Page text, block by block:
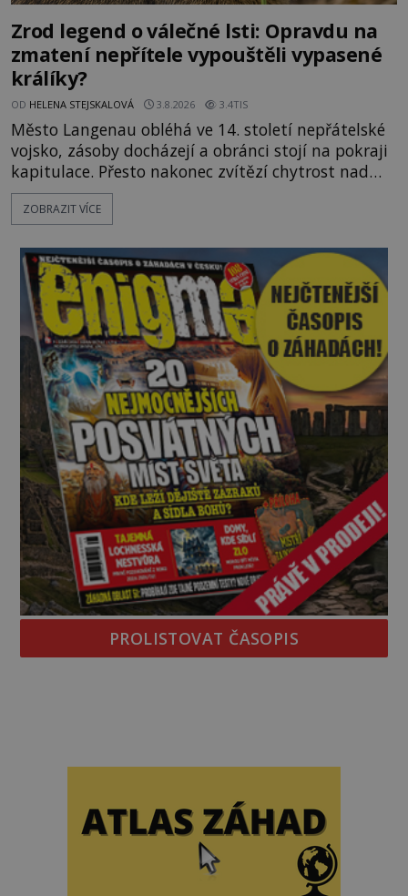
Zrod legend o válečné lsti: Opravdu na
zmatení nepřítele vypouštěli vypasené
králíky?
OD HELENA STEJSKALOVÁ 3.8.2026 3.4TIS
Město Langenau obléhá ve 14. století nepřátelské
vojsko, zásoby docházejí a obránci stojí na pokraji
kapitulace. Přesto nakonec zvítězí chytrost nad
hrubou silou. Podle staré německé legendy vypustí
obyvatelé za hradby dobře živeného králíka, aby
dost. Čas pracuje pro obléhatele. Ve městě ubývají
zásoby a každý den znamená další porci strádá
ZOBRAZIT VÍCE
PROLISTOVAT ČASOPIS